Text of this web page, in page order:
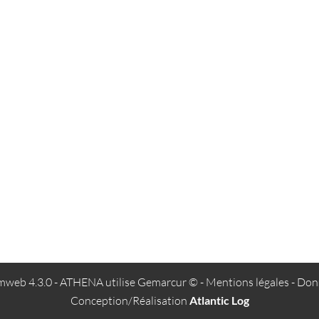
4.3.0- ATHENA utilise Gemarcur ©- Mentions légales -
Conception/Réalisation Atlantic Log